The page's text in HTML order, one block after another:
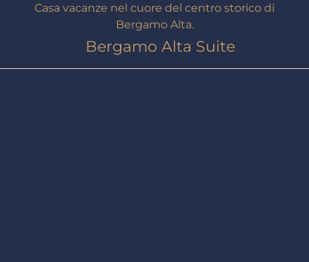
Casa vacanze nel cuore del centro storico di
Bergamo Alta.
Bergamo Alta Suite